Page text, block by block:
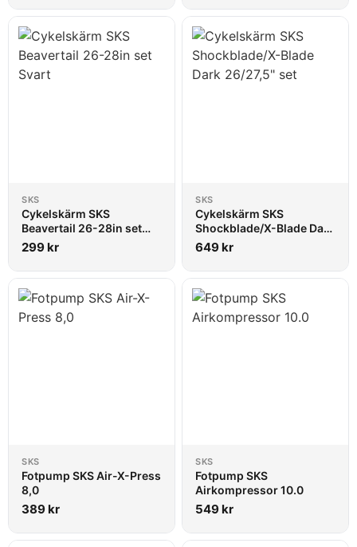
SKS
Cykelskärm SKS
Beavertail 26-28in set
Svart
299kr
SKS
Cykelskärm SKS
Shockblade/X-Blade Dark
26/27,5" set
649kr
SKS
Fotpump SKS Air-X-Press
8,0
389kr
SKS
Fotpump SKS
Airkompressor 10.0
549kr